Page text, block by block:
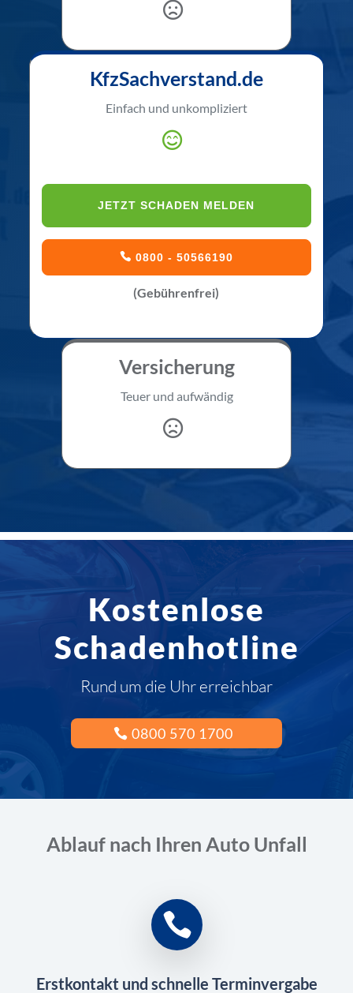
KfzSachverstand.de
Einfach und unkompliziert
JETZT SCHADEN MELDEN
0800 - 50566190
(Gebührenfrei)
Versicherung
Teuer und aufwändig
Kostenlose
Schadenhotline
Rund um die Uhr erreichbar
0800 570 1700
Ablauf nach Ihren Auto Unfall
Erstkontakt und schnelle Terminvergabe